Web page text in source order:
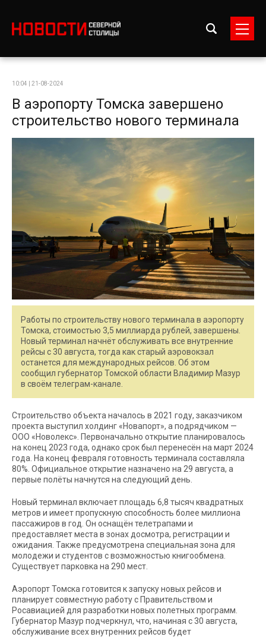
10:04 | 21-08-2024
В аэропорту Томска завершено
строительство нового терминала
Работы по строительству нового терминала в аэропорту
Томска, стоимостью 3,5 миллиарда рублей, завершены.
Новый терминал начнёт обслуживать все внутренние
рейсы с 30 августа, тогда как старый аэровокзал
останется для международных рейсов. Об этом
сообщил губернатор Томской области Владимир Мазур
в своём телеграм-канале.
Строительство объекта началось в 2021 году, заказчиком
проекта выступил холдинг «Новапорт», а подрядчиком —
ООО «Новолекс». Первоначально открытие планировалось
на конец 2023 года, однако срок был перенесён на март 2024
года. На конец февраля готовность терминала составляла
80%. Официальное открытие назначено на 29 августа, а
первые полёты начнутся на следующий день.
Новый терминал включает площадь 6,8 тысяч квадратных
метров и имеет пропускную способность более миллиона
пассажиров в год. Он оснащён телетрапами и
предоставляет места в зонах досмотра, регистрации и
ожидания. Также предусмотрена специальная зона для
молодежи и студентов с возможностью книгообмена.
Существует парковка на 290 мест.
Аэропорт Томска готовится к запуску новых рейсов и
планирует совместную работу с Правительством и
Росавиацией для разработки новых полетных программ.
Губернатор Мазур подчеркнул, что, начиная с 30 августа,
обслуживание всех внутренних рейсов будет